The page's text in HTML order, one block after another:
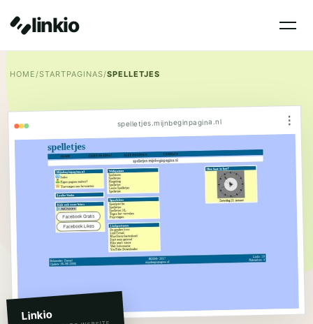
linkio
HOME/STARTPAGINAS/SPELLETJES
spelletjes.mijnbeginpagina.nl ⋮
Linkio